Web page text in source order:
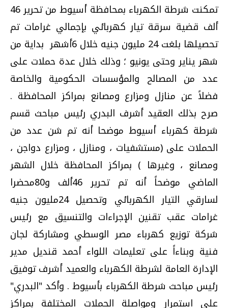
تمكنت شرطة الكهرباء بمحافظة أسيوط من تحرير 46
ألف قضية سرقة تيار كهربائي بإجمالي غرامات تم
تحصيلها بلغت 24 مليون جنيه خلال 6أشهر بداية من
شهر يناير وحتى يونيو ؛ وذلك خلال عدة حملات على
عدد من المصالح والمؤسسات الحكومية والخاصة
فضلاً عن منازل ومزارع ومصانع بمراكز المحافظة .
صرح بذلك العقيد أشرف البدري رئيس مباحث قسم
شرطة كهرباء أسيوط موضحا أنه تم شن عدد من
الحملات على (مستشفيات ، ومنازل ، ومزارع دواجن ،
ومصانع ، وغيرها ) بمراكز المحافظة خلال الشهر
الماضي موضحاً أنه تم تحرير 46ألف و80محضرا
لسارقي التيار الكهربائي وتحصيل 24مليون جنيه
غرامات عقب تقنين الإجراءات والتنسيق مع رئيس
شركة توزيع كهرباء مصر الوسطي ومشاركة لجان
فنية وبناءاً على تعليمات اللواء أحمد قنديل مدير
الإدارة العامة لشرطة الكهرباء والعميد أشرف توفيق
رئيس مباحث شرطة الكهرباء بأسيوط . وأكد "البدري"
على استمرار ومواصلة الحملات المختلفة بمراكز